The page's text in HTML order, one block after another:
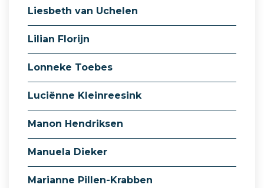
Liesbeth van Uchelen
Lilian Florijn
Lonneke Toebes
Luciënne Kleinreesink
Manon Hendriksen
Manuela Dieker
Marianne Pillen-Krabben